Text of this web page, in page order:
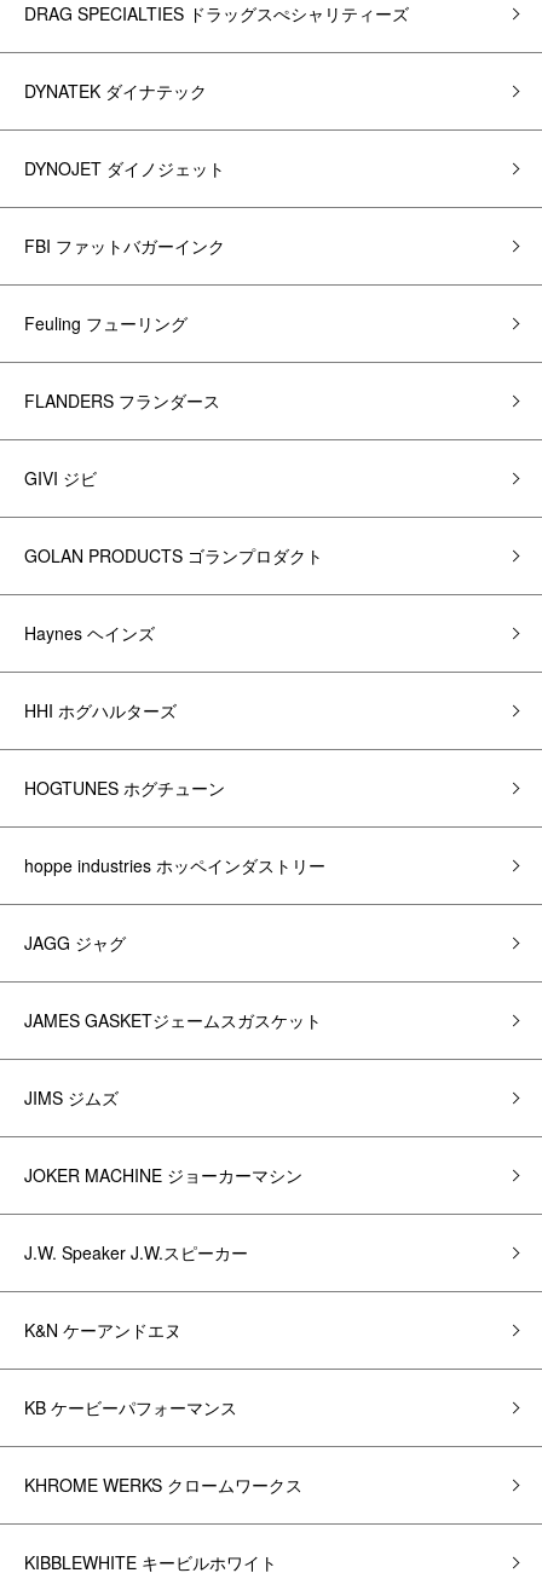
DRAG SPECIALTIES ドラッグスぺシャリティーズ
DYNATEK ダイナテック
DYNOJET ダイノジェット
FBI ファットバガーインク
Feuling フューリング
FLANDERS フランダース
GIVI ジビ
GOLAN PRODUCTS ゴランプロダクト
Haynes ヘインズ
HHI ホグハルターズ
HOGTUNES ホグチューン
hoppe industries ホッペインダストリー
JAGG ジャグ
JAMES GASKETジェームスガスケット
JIMS ジムズ
JOKER MACHINE ジョーカーマシン
J.W. Speaker J.W.スピーカー
K&N ケーアンドエヌ
KB ケービーパフォーマンス
KHROME WERKS クロームワークス
KIBBLEWHITE キービルホワイト